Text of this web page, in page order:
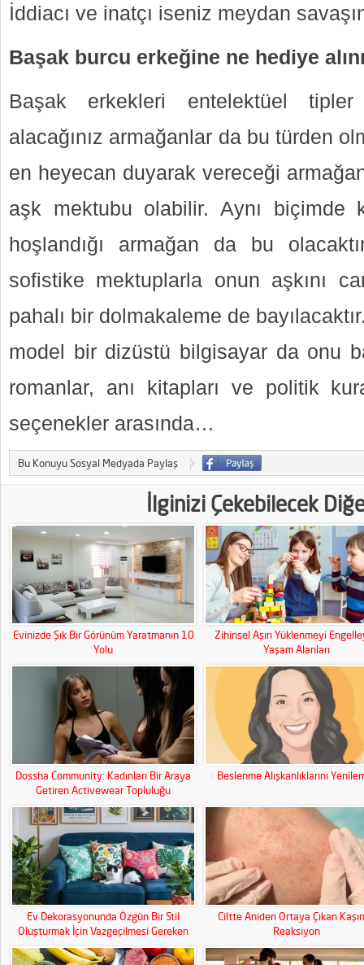
İddiacı ve inatçı iseniz meydan
Başak burcu erkeğine ne hediye
Başak erkekleri entelektüel
alacağınız armağanlar da bu türden
en heyecan duyarak vereceği
aşk mektubu olabilir. Aynı biçimde
hoşlandığı armağan da bu
sofistike mektuplarla onun aşkını
pahalı bir dolmakaleme de
model bir dizüstü bilgisayar da onu
romanlar, anı kitapları ve politik
seçenekler arasında…
Bu Konuyu Sosyal Medyada Paylaş
İlginizi Çekebilecek
Evinizde Şık Bir Görünüm Yaratmanın 10
Yolu
Zihinsel Aşırı Yüklenmeyi
Yaşam Alanları
Dossha Community: Kadınları Bir Araya
Getiren Activewear Topluluğu
Beslenme Alışkanlıklarını
Ev Dekorasyonunda Özgün Bir Stil
Oluşturmak İçin Vazgeçilmesi Gereken
Parçalar
Ciltte Aniden Ortaya Çıkan
Reaksiyon